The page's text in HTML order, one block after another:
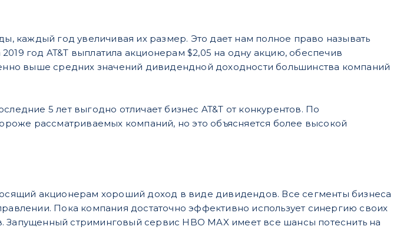
каждый год увеличивая их размер. Это дает нам полное право называть
год AT&T выплатила акционерам $2,05 на одну акцию, обеспечив
выше средних значений дивидендной доходности большинства компаний
5 лет выгодно отличает бизнес AT&T от конкурентов. По
рассматриваемых компаний, но это объясняется более высокой
акционерам хороший доход в виде дивидендов. Все сегменты бизнеса
Пока компания достаточно эффективно использует синергию своих
стриминговый сервис HBO MAX имеет все шансы потеснить на